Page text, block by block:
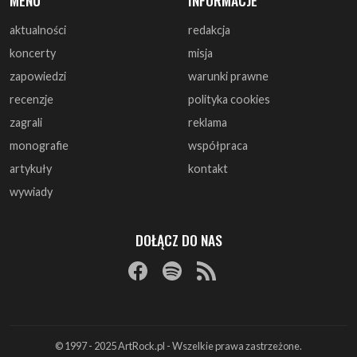
recenzje
zagrali
monografie
artykuły
wywiady
polityka cookies
reklama
współpraca
kontakt
DOŁĄCZ DO NAS
© 1997 - 2025 ArtRock.pl - Wszelkie prawa zastrzeżone.